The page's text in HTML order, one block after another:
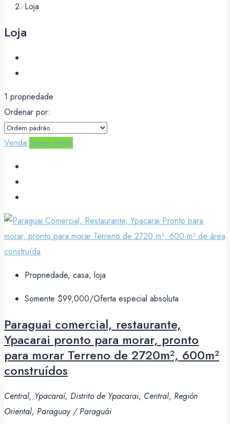
Loja
Loja
1 propriedade
Ordenar por:
Venda Super oferta
Propriedade, casa, loja
Somente $99,000/Oferta especial absoluta
Paraguai comercial, restaurante,
Ypacarai pronto para morar, pronto
para morar Terreno de 2720m², 600m²
construídos
Central, Ypacaraí, Distrito de Ypacarai, Central, Región
Oriental, Paraguay / Paraguái